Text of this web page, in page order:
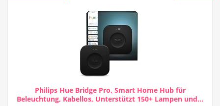
Philips Hue Bridge Pro, Smart Home Hub für
Beleuchtung, Kabellos, Unterstützt 150+ Lampen und...